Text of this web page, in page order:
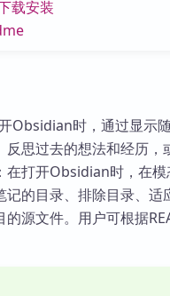
载安装
Obsidian时，通过显示
思过去的想法和经历，
在打开Obsidian时，在
记的目录、排除目录、
源文件。用户可根据